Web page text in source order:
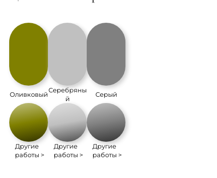
Оливковый
Другие
работы >
Серебряны
й
Другие
работы >
Серый
Другие
работы >